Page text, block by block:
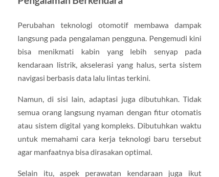
Perubahan teknologi otomotif membawa dampak
langsung pada pengalaman pengguna. Pengemudi kini
bisa menikmati kabin yang lebih senyap pada
kendaraan listrik, akselerasi yang halus, serta sistem
navigasi berbasis data lalu lintas terkini.
Namun, di sisi lain, adaptasi juga dibutuhkan. Tidak
semua orang langsung nyaman dengan fitur otomatis
atau sistem digital yang kompleks. Dibutuhkan waktu
untuk memahami cara kerja teknologi baru tersebut
agar manfaatnya bisa dirasakan optimal.
Selain itu, aspek perawatan kendaraan juga ikut